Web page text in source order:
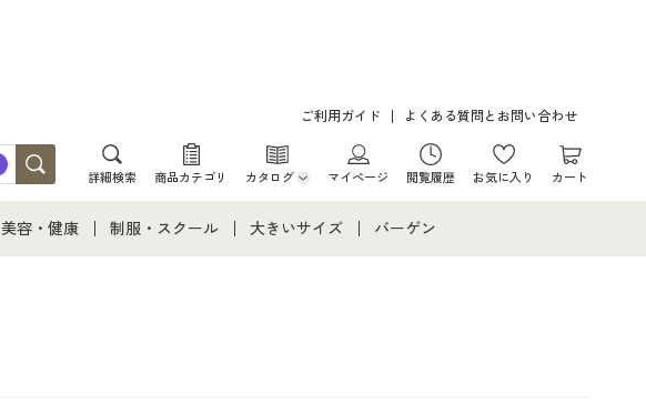
ご利用ガイド よくある質問とお問い合わせ
詳細検索 商品カテゴリ カタログ
カタログ・チラシからのご注文
マイページ 閲覧履歴 お気に入り カート
美容・健康 制服・スクール 大きいサイズ バーゲン